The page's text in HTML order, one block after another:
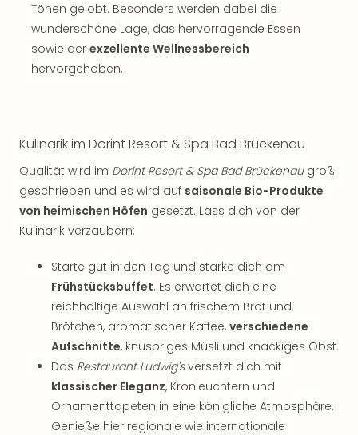
Tönen gelobt. Besonders werden dabei die
wunderschöne Lage, das hervorragende Essen
sowie der exzellente Wellnessbereich
hervorgehoben.
Kulinarik im Dorint Resort & Spa Bad Brückenau
Qualität wird im Dorint Resort & Spa Bad Brückenaugroß
geschrieben und es wird auf saisonale Bio-Produkte
von heimischen Höfen gesetzt. Lass dich von der
Kulinarik verzaubern:
Starte gut in den Tag und stärke dich am
Frühstücksbuffet. Es erwartet dich eine
reichhaltige Auswahl an frischem Brot und
Brötchen, aromatischer Kaffee, verschiedene
Aufschnitte, knuspriges Müsli und knackiges Obst.
Das Restaurant Ludwig'sversetzt dich mit
klassischer Eleganz, Kronleuchtern und
Ornamenttapeten in eine königliche Atmosphäre.
Genieße hier regionale wie internationale